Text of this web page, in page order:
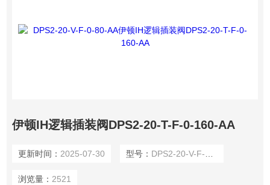
伊顿IH逻辑插装阀DPS2-20-T-F-0-160-AA
更新时间： 2025-07-30 型号： DPS2-20-V-F-0-80-AA
浏览量： 2521